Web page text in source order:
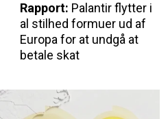
Rapport: Palantir flytter i
al stilhed formuer ud af
Europa for at undgå at
betale skat